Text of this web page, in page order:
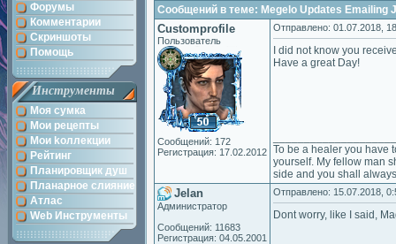
Форумы
Комментарии
Скриншоты
Помощь
Инструменты
Моя сумка
Мои рецепты
Мои kоллекции
Рейтинг
Планировщик душ
Планарное слияние
Атлас
Web Инструменты
Сообщений в теме: Megelo Updates Emailing
Customprofile
Пользователь
Сообщений: 172
Регистрация: 17.02.2012
Отправлено: 01.07.2018,
I did not know you
Have a great Day!
To be a healer you have
yourself. My fellow man
side and you shall
Jelan
Администратор
Сообщений: 11683
Регистрация: 04.05.2001
Отправлено: 15.07.2018,
Dont worry, like I said,